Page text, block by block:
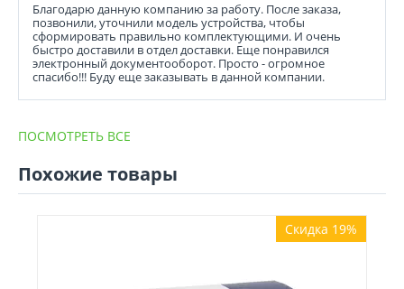
Благодарю данную компанию за работу. После заказа,
позвонили, уточнили модель устройства, чтобы
сформировать правильно комплектующими. И очень
быстро доставили в отдел доставки. Еще понравился
электронный документооборот. Просто - огромное
спасибо!!! Буду еще заказывать в данной компании.
ПОСМОТРЕТЬ ВСЕ
Похожие товары
Скидка 19%